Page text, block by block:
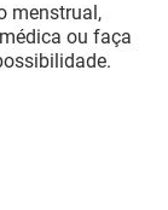
menstrual,
ou faça